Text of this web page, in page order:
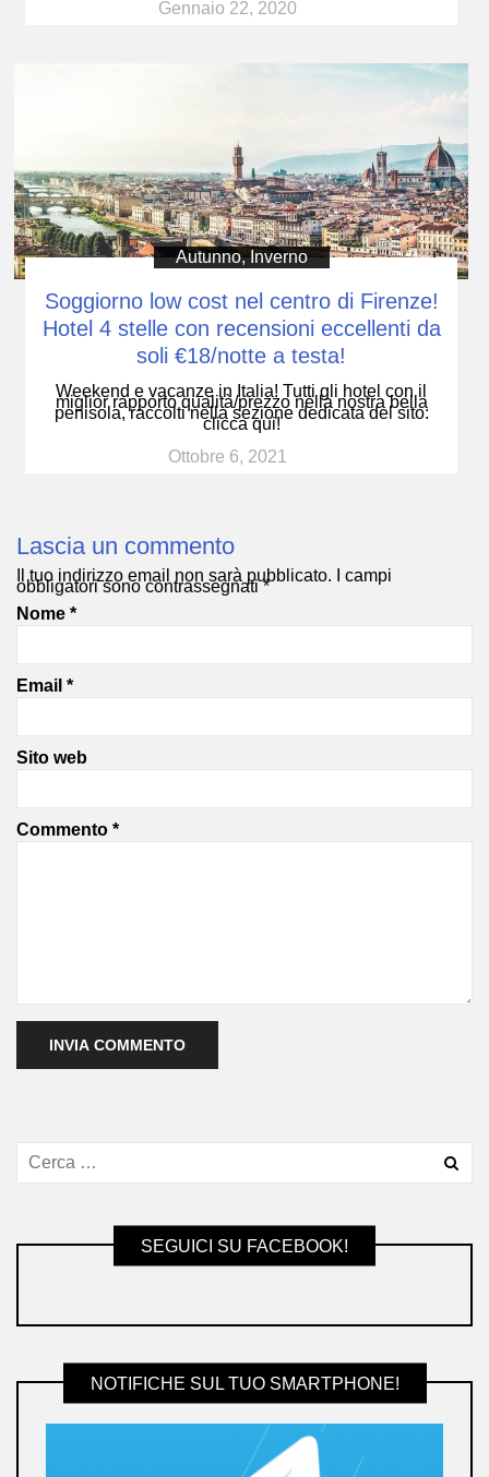
Gennaio 22, 2020
Autunno,Inverno
Soggiorno low cost nel centro di Firenze!
Hotel 4 stelle con recensioni eccellenti da
soli €18/notte a testa!
Weekend e vacanze in Italia! Tutti gli hotel con il
miglior rapporto qualità/prezzo nella nostra bella
penisola, raccolti nella sezione dedicata del sito:
clicca qui!
Ottobre 6, 2021
Lascia un commento
Il tuo indirizzo email non sarà pubblicato. I campi
obbligatori sono contrassegnati*
Nome *
Email *
Sito web
Commento *
SEGUICI SU FACEBOOK!
NOTIFICHE SUL TUO SMARTPHONE!